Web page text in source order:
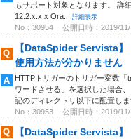
もサポート対象となります。 詳
12.2.x.x.x Ora...
詳細表示
No：30954 公開日時：2019/
【DataSpider Servista
使用方法が分かりません
HTTPトリガーのトリガー変数「
ワードさせる」を選択した場合
記のディレクトリ以下に配置しま
No：30953 公開日時：2019/
【DataSpider Servista